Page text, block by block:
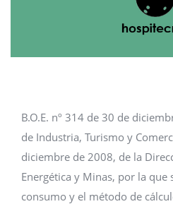
B.O.E. nº 314 de 30 de
de Industria, Turismo y
diciembre de 2008, de la
Energética y Minas, por la que
consumo y el método de